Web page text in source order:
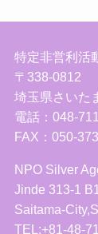
特定非営利活
〒338-0812
埼玉県さいた
電話：048-
FAX：050-
NPO Silver
Jinde 313-1
Saitama-
TEL:+81-48-